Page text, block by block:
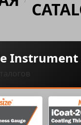
Instrument